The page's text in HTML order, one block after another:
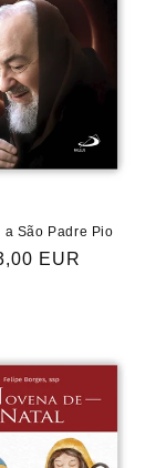
a São Padre Pio
EUR